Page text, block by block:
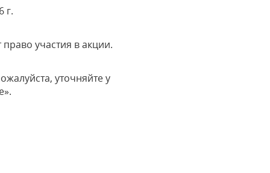
г.
право участия в акции.
уточняйте у